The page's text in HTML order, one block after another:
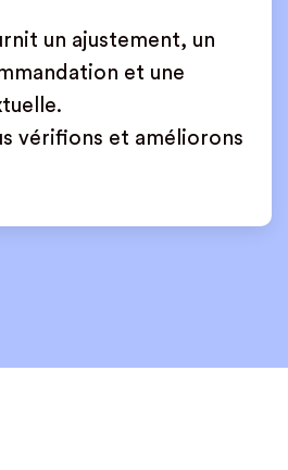
un ajustement, un
et une
vérifions et améliorons